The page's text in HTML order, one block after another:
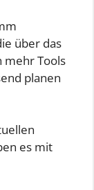
über das
mehr Tools
planen
es mit